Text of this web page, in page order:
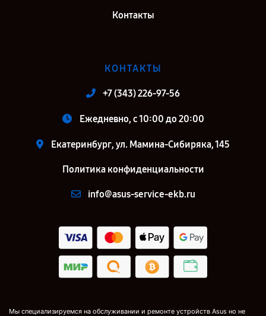
Контакты
КОНТАКТЫ
+7 (343) 226-97-56
Ежедневно, с 10:00 до 20:00
Екатеринбург, ул. Мамина-Сибиряка, 145
Политика конфиденциальности
info@asus-service-ekb.ru
Мы специализируемся на обслуживании и ремонте устройств Asus но не